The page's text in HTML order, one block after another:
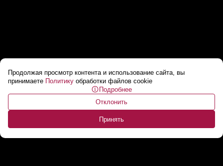
Продолжая просмотр контента и использование сайта, вы
принимаете Политику обработки файлов cookie
Подробнее
Отклонить
Принять
Лукашенко в Индонезии: Что-то
заинтересует – считайте, что это все